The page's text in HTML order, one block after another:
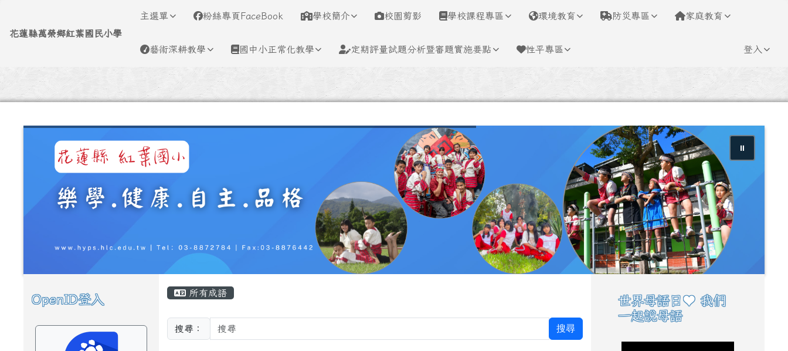
花蓮縣萬榮鄉紅葉國民小學
花蓮縣萬榮鄉紅葉國民小學
主選單 粉絲專頁FaceBook 學校簡介 校園剪影 學校課程專區 環境教育 防災專區 家庭教育
藝術深耕教學 國中小正常化教學 定期評量試題分析暨審題實施要點 性平專區 登入
⏸
左邊區域內容
OpenID登入
主內容區域
所有成語
搜尋： 搜尋
右邊區域內容
世界母語日♥ 我們
一起說母語